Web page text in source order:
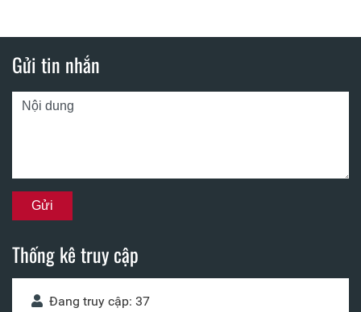
Gửi tin nhắn
Thống kê truy cập
Đang truy cập: 37